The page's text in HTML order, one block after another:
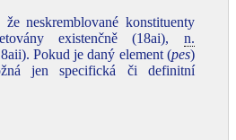
neskremblované konstituenty
existenčně (18ai), n.
Pokud je daný element (pes)
jen specifická či definitní